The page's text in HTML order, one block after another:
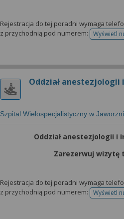
Rejestracja do tej poradni wymaga
z przychodnią pod numerem:
Wyświetl
Oddział
Szpital Wielospecjalistyczny w
Oddział anestezjologii i
Zarezerwuj wizytę
Rejestracja do tej poradni wymaga
z przychodnią pod numerem:
Wyświetl